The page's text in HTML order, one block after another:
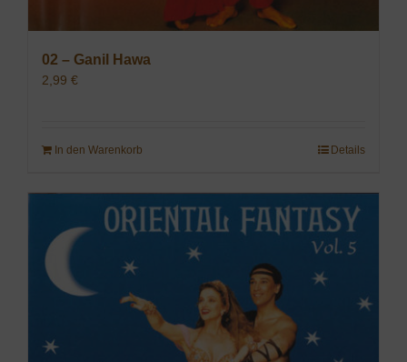
02 – Ganil Hawa
2,99 €
In den Warenkorb Details